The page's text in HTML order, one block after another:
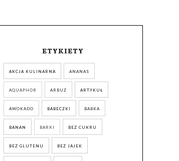
ETYKIETY
AKCJA KULINARNA ANANAS
AQUAPHOR ARBUZ ARTYKUŁ
AWOKADO BABECZKI BABKA
BANAN BARKI BEZ CUKRU
BEZ GLUTENU BEZ JAJEK